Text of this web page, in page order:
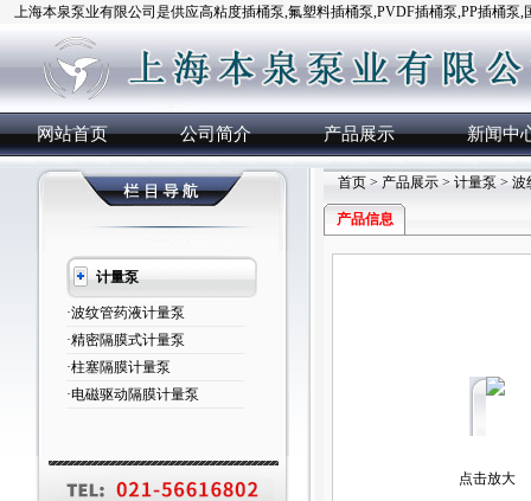
上海本泉泵业有限公司是供应高粘度插桶泵,氟塑料插桶泵,PVDF插桶泵,PP插桶泵
网站首页 公司简介 产品展示 新闻中
计量泵
·波纹管药液计量泵
·精密隔膜式计量泵
·柱塞隔膜计量泵
·电磁驱动隔膜计量泵
首页 > 产品展示 > 计量泵 > 波
产品信息
点击放大